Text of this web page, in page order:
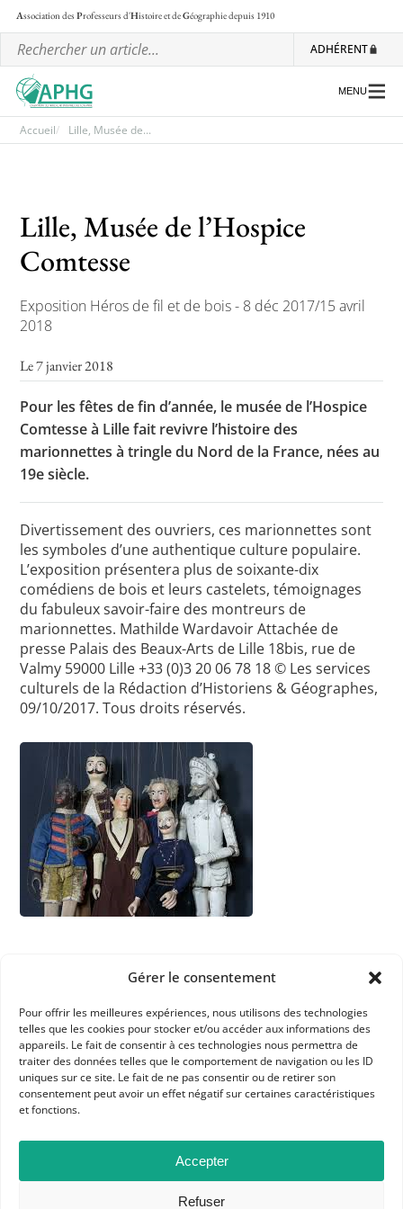
Gérer le consentement
Pour offrir les meilleures expériences, nous utilisons des technologies
telles que les cookies pour stocker et/ou accéder aux informations des
appareils. Le fait de consentir à ces technologies nous permettra de
traiter des données telles que le comportement de navigation ou les ID
uniques sur ce site. Le fait de ne pas consentir ou de retirer son
consentement peut avoir un effet négatif sur certaines caractéristiques
et fonctions.
Accepter
Refuser
Association desProfesseurs d'Histoire et deGéographiedepuis 1910
ADHÉRENT
Les régionales
Les ateliers nationaux
Concours de recrutement
Concours scolaires
Conférences, tables rondes
Critique d’ouvrages publiés
Culture
MENU
Accueil Lille, Musée de...
Lille, Musée de l’Hospice
Comtesse
Exposition Héros de fil et de bois - 8 déc 2017/15 avril
2018
Le 7 janvier 2018
Pour les fêtes de fin d’année, le musée de l’Hospice
Comtesse à Lille fait revivre l’histoire des
marionnettes à tringle du Nord de la France, nées au
19e siècle.
Divertissement des ouvriers, ces marionnettes sont
les symboles d’une authentique culture populaire.
L’exposition présentera plus de soixante-dix
comédiens de bois et leurs castelets, témoignages
du fabuleux savoir-faire des montreurs de
marionnettes. Mathilde Wardavoir Attachée de
presse Palais des Beaux-Arts de Lille 18bis, rue de
Valmy 59000 Lille +33 (0)3 20 06 78 18© Les services
culturels de la Rédaction d’Historiens & Géographes,
09/10/2017. Tous droits réservés.
APHG
Association des professeurs d'histoire et géographie
BP 6541 – 75065 Paris Cedex 02
CONTACTEZ-NOUS